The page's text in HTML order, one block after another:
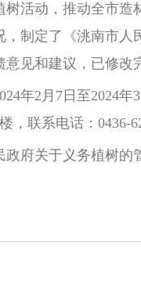
动，推动全市造
，制定了《洮南市
意见和建议，已修改
2月7日至2024年3
，联系电话：0436-
政府关于义务植树的